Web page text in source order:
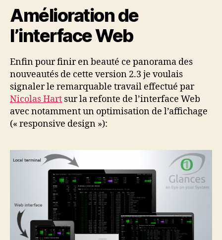
Amélioration de
l’interface Web
Enfin pour finir en beauté ce panorama des
nouveautés de cette version 2.3 je voulais
signaler le remarquable travail effectué par
Nicolas Hart sur la refonte de l’interface Web
avec notamment un optimisation de l’affichage
(« responsive design »):